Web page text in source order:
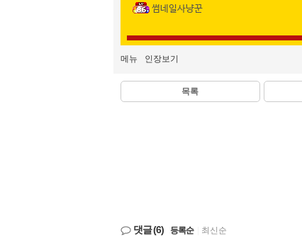
썸네일사냥꾼
메뉴 인장보기
목록
댓글(6) 등록순 최신순